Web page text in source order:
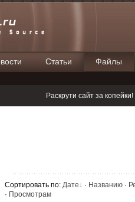
Статьи Файлы
Раскрути сайт за
Сортировать по: Дате · Названию ·
· Просмотрам